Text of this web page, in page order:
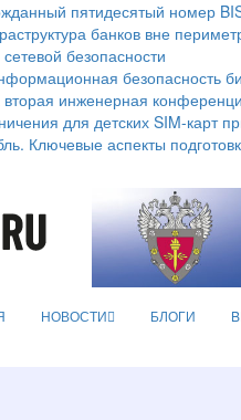
пятидесятый номер
банков вне
безопасности
безопасность
инженерная
для детских SIM-карт
Ключевые аспекты
НОВОСТИ БЛОГИ